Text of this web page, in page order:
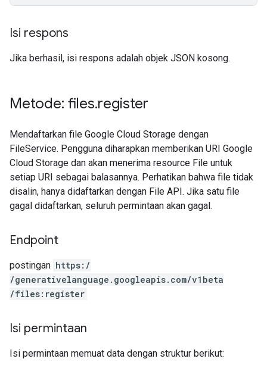
Isi respons
Jika berhasil, isi respons adalah objek JSON kosong.
Metode: files.register
Mendaftarkan file Google Cloud Storage dengan
FileService. Pengguna diharapkan memberikan URI Google
Cloud Storage dan akan menerima resource File untuk
setiap URI sebagai balasannya. Perhatikan bahwa file tidak
disalin, hanya didaftarkan dengan File API. Jika satu file
gagal didaftarkan, seluruh permintaan akan gagal.
Endpoint
postingan https: /
/generativelanguage.googleapis.com/v1beta
/files:register
Isi permintaan
Isi permintaan memuat data dengan struktur berikut: